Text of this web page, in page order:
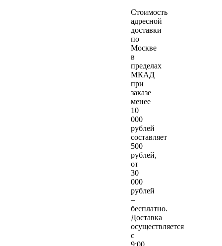
Стоимость
адресной
доставки
по
Москве
в
пределах
МКАД
при
заказе
менее
10
000
рублей
составляет
500
рублей,
от
30
000
рублей
–
бесплатно.
Доставка
осуществляется
с
9:00